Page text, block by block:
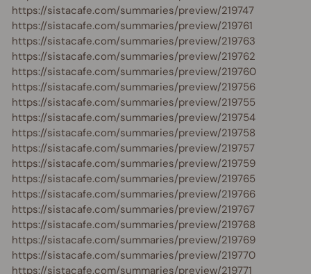
https://sistacafe.com/summaries/preview/219747
https://sistacafe.com/summaries/preview/219761
https://sistacafe.com/summaries/preview/219763
https://sistacafe.com/summaries/preview/219762
https://sistacafe.com/summaries/preview/219760
https://sistacafe.com/summaries/preview/219756
https://sistacafe.com/summaries/preview/219755
https://sistacafe.com/summaries/preview/219754
https://sistacafe.com/summaries/preview/219758
https://sistacafe.com/summaries/preview/219757
https://sistacafe.com/summaries/preview/219759
https://sistacafe.com/summaries/preview/219765
https://sistacafe.com/summaries/preview/219766
https://sistacafe.com/summaries/preview/219767
https://sistacafe.com/summaries/preview/219768
https://sistacafe.com/summaries/preview/219769
https://sistacafe.com/summaries/preview/219770
https://sistacafe.com/summaries/preview/219771